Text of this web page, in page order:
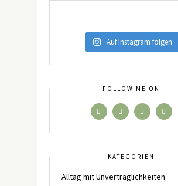
Auf Instagram folgen
FOLLOW ME ON
KATEGORIEN
Alltag mit Unverträglichkeiten